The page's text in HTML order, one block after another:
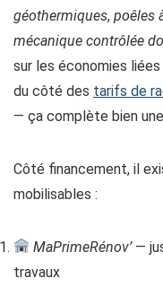
géothermiques, poêles
mécanique contrôlée
sur les économies liées
du côté des tarifs de
— ça complète bien
Côté financement, il
mobilisables :
MaPrimeRénov’—
travaux